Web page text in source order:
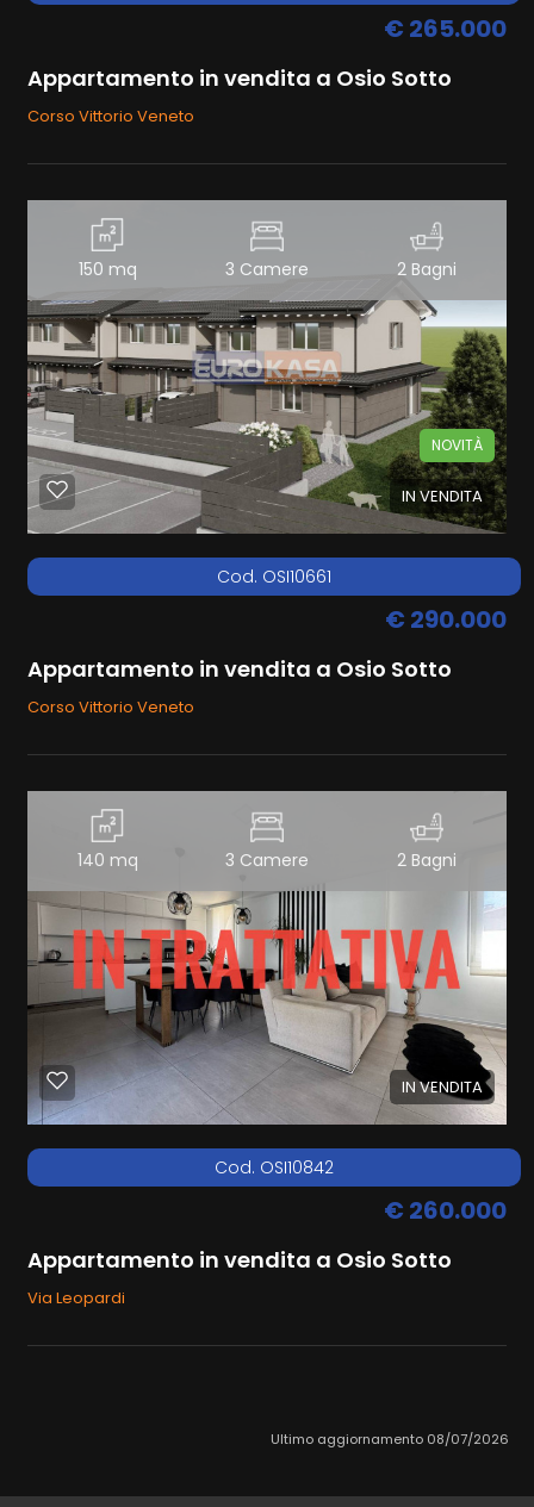
€ 265.000
Appartamento in vendita a Osio Sotto
Corso Vittorio Veneto
150 mq 3 Camere 2 Bagni
IN VENDITA
NOVITÀ
Cod. OSI10661
€ 290.000
Appartamento in vendita a Osio Sotto
Corso Vittorio Veneto
140 mq 3 Camere 2 Bagni
IN VENDITA
Cod. OSI10842
€ 260.000
Appartamento in vendita a Osio Sotto
Via Leopardi
Ultimo aggiornamento 08/07/2026